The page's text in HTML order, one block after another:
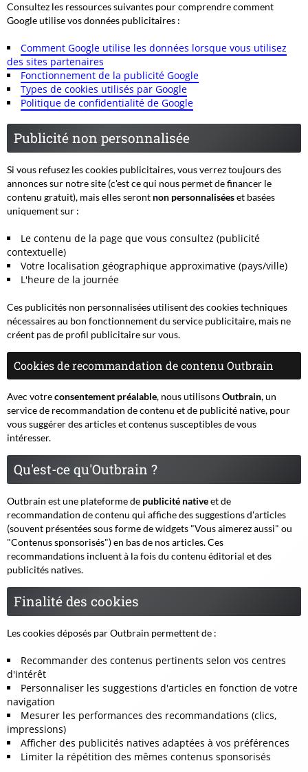
Consultez les ressources suivantes pour comprendre comment
Google utilise vos données publicitaires :
Comment Google utilise les données lorsque vous utilisez
des sites partenaires
Fonctionnement de la publicité Google
Types de cookies utilisés par Google
Politique de confidentialité de Google
Publicité non personnalisée
Si vous refusez les cookies publicitaires, vous verrez toujours des
annonces sur notre site (c'est ce qui nous permet de financer le
contenu gratuit), mais elles seront non personnaliséeset basées
uniquement sur :
Le contenu de la page que vous consultez (publicité
contextuelle)
Votre localisation géographique approximative (pays/ville)
L'heure de la journée
Ces publicités non personnalisées utilisent des cookies techniques
nécessaires au bon fonctionnement du service publicitaire, mais ne
créent pas de profil publicitaire sur vous.
Cookies de recommandation de contenu Outbrain
Avec votreconsentement préalable, nous utilisonsOutbrain, un
service de recommandation de contenu et de publicité native, pour
vous suggérer des articles et contenus susceptibles de vous
intéresser.
Qu'est-ce qu'Outbrain ?
Outbrain est une plateforme de publicité nativeet de
recommandation de contenu qui affiche des suggestions d'articles
(souvent présentées sous forme de widgets "Vous aimerez aussi" ou
"Contenus sponsorisés") en bas de nos articles. Ces
recommandations incluent à la fois du contenu éditorial et des
publicités natives.
Finalité des cookies
Les cookies déposés par Outbrain permettent de :
Recommander des contenus pertinents selon vos centres
d'intérêt
Personnaliser les suggestions d'articles en fonction de votre
navigation
Mesurer les performances des recommandations (clics,
impressions)
Afficher des publicités natives adaptées à vos préférences
Limiter la répétition des mêmes contenus sponsorisés